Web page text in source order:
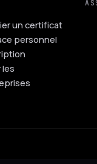
un certificat
personnel
les